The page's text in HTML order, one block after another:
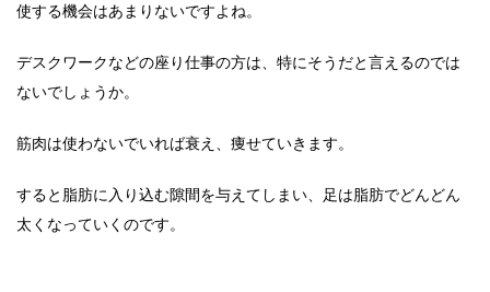
使する機会はあまりないですよね。
デスクワークなどの座り仕事の方は、特にそうだと言えるのでは
ないでしょうか。
筋肉は使わないでいれば衰え、痩せていきます。
すると脂肪に入り込む隙間を与えてしまい、足は脂肪でどんどん
太くなっていくのです。